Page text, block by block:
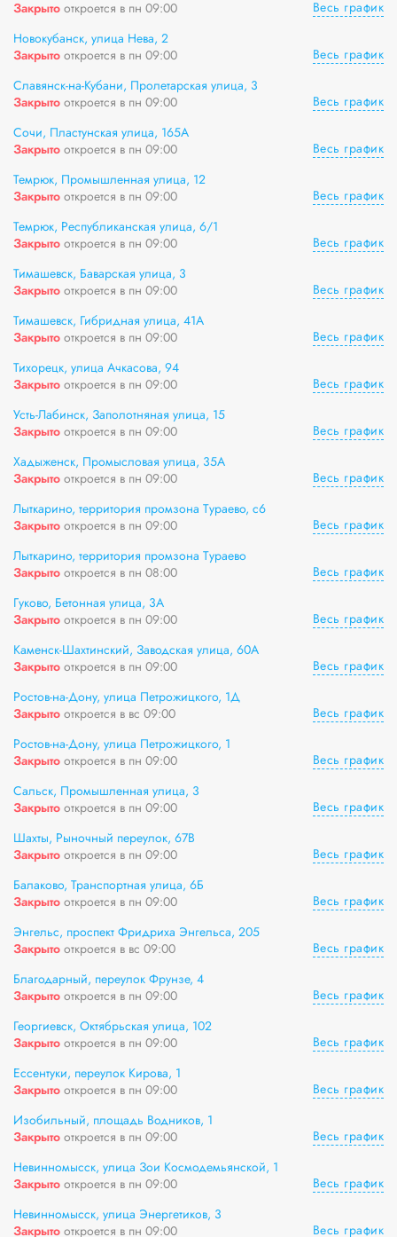
Закрыто откроется в пн 09:00
Весь график
Новокубанск, улица Нева, 2
Закрыто откроется в пн 09:00
Весь график
Славянск-на-Кубани, Пролетарская улица, 3
Закрыто откроется в пн 09:00
Весь график
Сочи, Пластунская улица, 165А
Закрыто откроется в пн 09:00
Весь график
Темрюк, Промышленная улица, 12
Закрыто откроется в пн 09:00
Весь график
Темрюк, Республиканская улица, 6/1
Закрыто откроется в пн 09:00
Весь график
Тимашевск, Баварская улица, 3
Закрыто откроется в пн 09:00
Весь график
Тимашевск, Гибридная улица, 41А
Закрыто откроется в пн 09:00
Весь график
Тихорецк, улица Ачкасова, 94
Закрыто откроется в пн 09:00
Весь график
Усть-Лабинск, Заполотняная улица, 15
Закрыто откроется в пн 09:00
Весь график
Хадыженск, Промысловая улица, 35А
Закрыто откроется в пн 09:00
Весь график
Лыткарино, территория промзона Тураево, с6
Закрыто откроется в пн 09:00
Весь график
Лыткарино, территория промзона Тураево
Закрыто откроется в пн 08:00
Весь график
Гуково, Бетонная улица, 3А
Закрыто откроется в пн 09:00
Весь график
Каменск-Шахтинский, Заводская улица, 60А
Закрыто откроется в пн 09:00
Весь график
Ростов-на-Дону, улица Петрожицкого, 1Д
Закрыто откроется в вс 09:00
Весь график
Ростов-на-Дону, улица Петрожицкого, 1
Закрыто откроется в пн 09:00
Весь график
Сальск, Промышленная улица, 3
Закрыто откроется в пн 09:00
Весь график
Шахты, Рыночный переулок, 67В
Закрыто откроется в пн 09:00
Весь график
Балаково, Транспортная улица, 6Б
Закрыто откроется в пн 09:00
Весь график
Энгельс, проспект Фридриха Энгельса, 205
Закрыто откроется в вс 09:00
Весь график
Благодарный, переулок Фрунзе, 4
Закрыто откроется в пн 09:00
Весь график
Георгиевск, Октябрьская улица, 102
Закрыто откроется в пн 09:00
Весь график
Ессентуки, переулок Кирова, 1
Закрыто откроется в пн 09:00
Весь график
Изобильный, площадь Водников, 1
Закрыто откроется в пн 09:00
Весь график
Невинномысск, улица Зои Космодемьянской, 1
Закрыто откроется в пн 09:00
Весь график
Невинномысск, улица Энергетиков, 3
Закрыто откроется в пн 09:00 Весь график